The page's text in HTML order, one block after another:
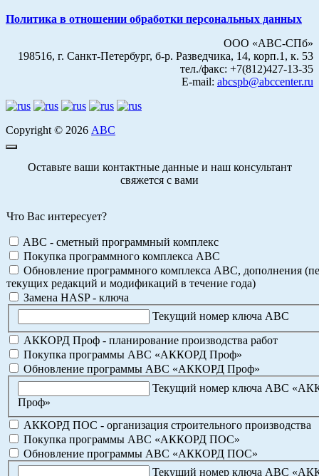
Политика в отношении обработки персональных данных
ООО «АВС-СПб»
198516, г. Санкт-Петербург, б-р. Разведчика, 14, корп.1, к. 53
тел./факс: +7(812)427-13-35
E-mail: abcspb@abccenter.ru
Copyright © 2026 АВС
Оставьте ваши контактные данные и наш консультант
свяжется с вами
Что Вас интересует?
ABC - сметный программный комплекс
Покупка программного комплекса АВС
Обновление программного комплекса АВС, дополнения
текущих редакций и модификаций в течение года)
Замена HASP - ключа
Текущий номер ключа АВС
АККОРД Проф - планирование производства работ
Покупка программы АВС «АККОРД Проф»
Обновление программы АВС «АККОРД Проф»
Текущий номер ключа АВС
Проф»
АККОРД ПОС - организация строительного производства
Покупка программы АВС «АККОРД ПОС»
Обновление программы АВС «АККОРД ПОС»
Текущий номер ключа АВС